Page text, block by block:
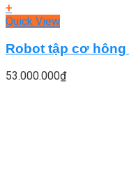
+
Quick View
Robot tập cơ hông
53.000.000₫